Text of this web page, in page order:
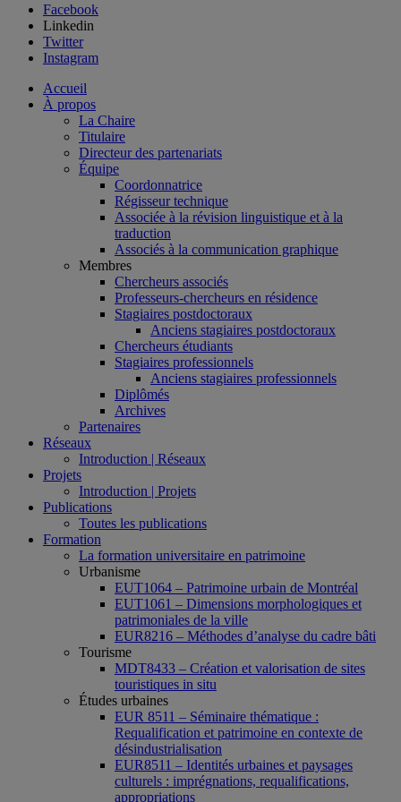
Facebook
Linkedin
Twitter
Instagram
Accueil
À propos
La Chaire
Titulaire
Directeur des partenariats
Équipe
Coordonnatrice
Régisseur technique
Associée à la révision linguistique et à la
traduction
Associés à la communication graphique
Membres
Chercheurs associés
Professeurs-chercheurs en résidence
Stagiaires postdoctoraux
Anciens stagiaires postdoctoraux
Chercheurs étudiants
Stagiaires professionnels
Anciens stagiaires professionnels
Diplômés
Archives
Partenaires
Réseaux
Introduction | Réseaux
Projets
Introduction | Projets
Publications
Toutes les publications
Formation
La formation universitaire en patrimoine
Urbanisme
EUT1064 – Patrimoine urbain de Montréal
EUT1061 – Dimensions morphologiques et
patrimoniales de la ville
EUR8216 – Méthodes d’analyse du cadre bâti
Tourisme
MDT8433 – Création et valorisation de sites
touristiques in situ
Études urbaines
EUR 8511 – Séminaire thématique :
Requalification et patrimoine en contexte de
désindustrialisation
EUR8511 – Identités urbaines et paysages
culturels : imprégnations, requalifications,
appropriations